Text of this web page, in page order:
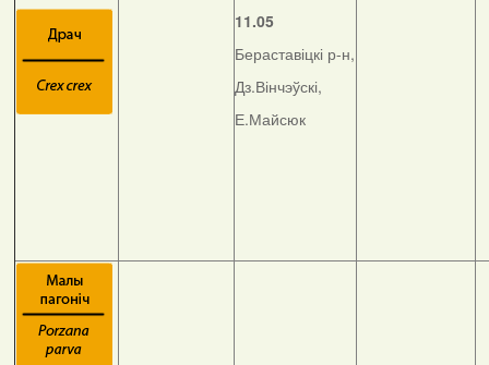
11.05
Бераставіцкі р-н,
Дз.Вінчэўскі,
Е.Майсюк